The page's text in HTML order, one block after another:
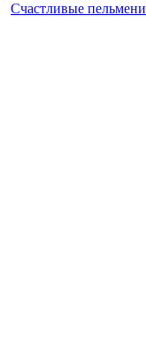
Счастливые пельмени